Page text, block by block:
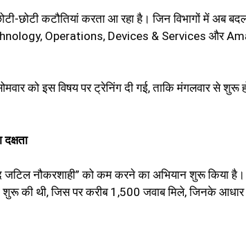
छोटी कटौतियां करता आ रहा है। जिन विभागों में अब
Operations, Devices & Services और
को इस विषय पर ट्रेनिंग दी गई, ताकि मंगलवार से
नौकरशाही” को कम करने का अभियान शुरू किया
शुरू की थी, जिस पर करीब 1,500 जवाब मिले, जिनके